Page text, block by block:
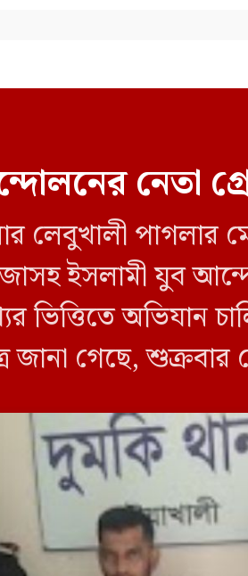
নেতা
লেবুখালী পাগলার
ইসলামী যুব
ভিত্তিতে অভিযান
গেছে, শুক্রবার